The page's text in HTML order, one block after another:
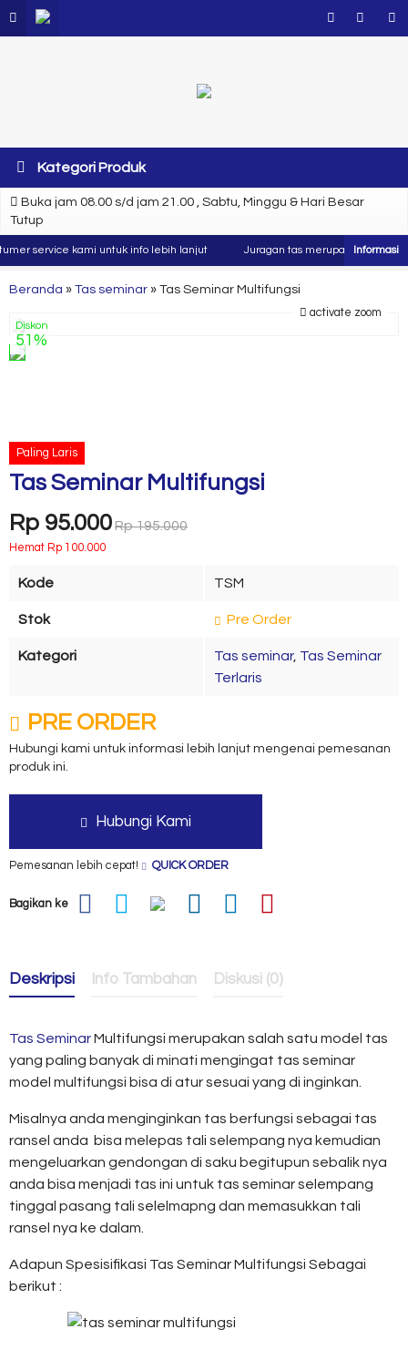
Kategori Produk
Buka jam 08.00 s/d jam 21.00 , Sabtu, Minggu & Hari Besar
Tutup
service kami untuk info lebih lanjut Juragan tas merupakan produsen
Beranda » Tas seminar » Tas Seminar Multifungsi
activate zoom
Diskon
51%
Paling Laris
Tas Seminar Multifungsi
Rp 95.000Rp 195.000
Hemat Rp 100.000
Kode TSM
Stok Pre Order
Kategori Tas seminar, Tas Seminar
Terlaris
PRE ORDER
Hubungi kami untuk informasi lebih lanjut mengenai pemesanan
produk ini.
Hubungi Kami
Pemesanan lebih cepat! QUICK ORDER
Bagikan ke
Deskripsi Info Tambahan Diskusi (0)
Tas SeminarMultifungsi merupakan salah satu model tas
yang paling banyak di minati mengingat tas seminar
model multifungsi bisa di atur sesuai yang di inginkan.
Misalnya anda menginginkan tas berfungsi sebagai tas
ransel anda bisa melepas tali selempang nya kemudian
mengeluarkan gendongan di saku begitupun sebalik nya
anda bisa menjadi tas ini untuk tas seminar selempang
tinggal pasang tali selelmapng dan memasukkan tali
ransel nya ke dalam.
Adapun Spesisifikasi Tas Seminar Multifungsi Sebagai
berikut :